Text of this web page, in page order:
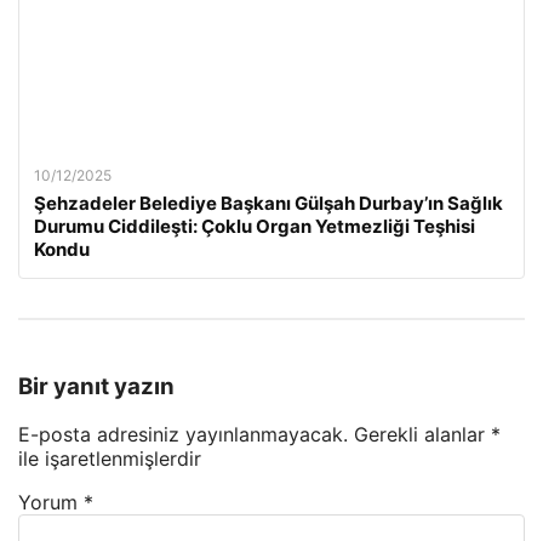
10/12/2025
Şehzadeler Belediye Başkanı Gülşah Durbay’ın Sağlık
Durumu Ciddileşti: Çoklu Organ Yetmezliği Teşhisi
Kondu
Bir yanıt yazın
E-posta adresiniz yayınlanmayacak. Gerekli alanlar *
ile işaretlenmişlerdir
Yorum *